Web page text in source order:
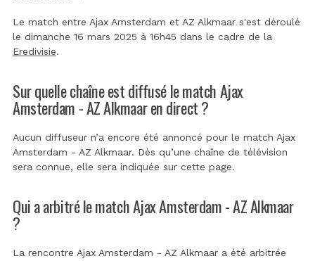
Le match entre Ajax Amsterdam et AZ Alkmaar s'est déroulé
le dimanche 16 mars 2025 à 16h45 dans le cadre de la
Eredivisie.
Sur quelle chaîne est diffusé le match Ajax
Amsterdam - AZ Alkmaar en direct ?
Aucun diffuseur n’a encore été annoncé pour le match Ajax
Amsterdam - AZ Alkmaar. Dès qu’une chaîne de télévision
sera connue, elle sera indiquée sur cette page.
Qui a arbitré le match Ajax Amsterdam - AZ Alkmaar
?
La rencontre Ajax Amsterdam - AZ Alkmaar a été arbitrée